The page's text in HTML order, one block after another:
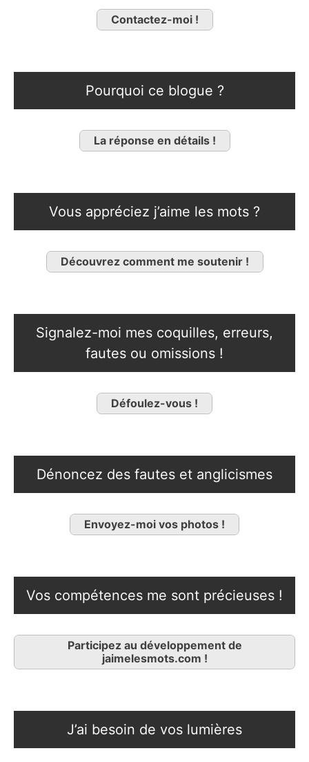
Contactez-moi !
Pourquoi ce blogue ?
La réponse en détails !
Vous appréciez j’aime les mots ?
Découvrez comment me soutenir !
Signalez-moi mes coquilles, erreurs,
fautes ou omissions !
Défoulez-vous !
Dénoncez des fautes et anglicismes
Envoyez-moi vos photos !
Vos compétences me sont précieuses !
Participez au développement de
jaimelesmots.com !
J’ai besoin de vos lumières